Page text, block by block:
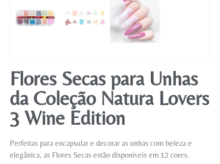
Flores Secas para Unhas
da Coleção Natura Lovers
3 Wine Edition
Perfeitas para encapsular e decorar as unhas com beleza e
elegânica, as Flores Secas estão disponíveis em 12 cores.